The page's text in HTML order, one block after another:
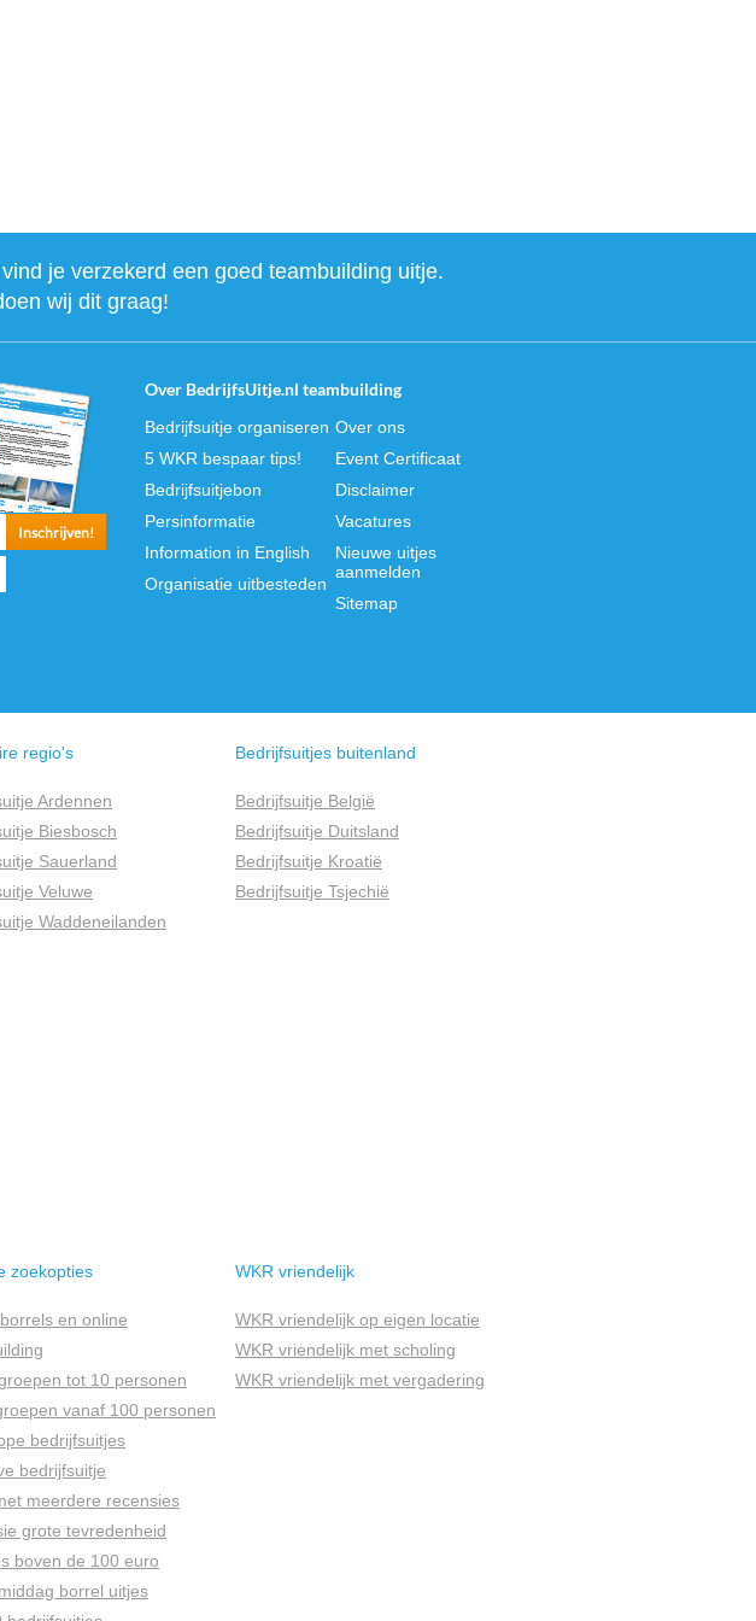
je verzekerd een goed teambuilding uitje.
wij dit graag!
Over BedrijfsUitje.nl teambuilding
Bedrijfsuitje organiseren
5 WKR bespaar tips!
Bedrijfsuitjebon
Persinformatie
Information in English
Organisatie uitbesteden
Over ons
Event Certificaat
Disclaimer
Vacatures
Nieuwe uitjes
aanmelden
Sitemap
regio's
Ardennen
Biesbosch
Sauerland
Veluwe
Waddeneilanden
Bedrijfsuitjes buitenland
Bedrijfsuitje België
Bedrijfsuitje Duitsland
Bedrijfsuitje Kroatië
Bedrijfsuitje Tsjechië
zoekopties
en online
tot 10 personen
vanaf 100 personen
bedrijfsuitjes
bedrijfsuitje
meerdere recensies
grote tevredenheid
boven de 100 euro
borrel uitjes
WKR vriendelijk
WKR vriendelijk op eigen locatie
WKR vriendelijk met scholing
WKR vriendelijk met vergadering